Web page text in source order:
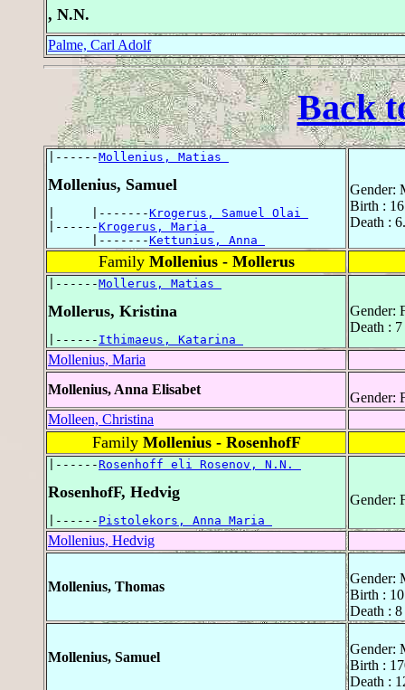
, N.N.
Palme, Carl Adolf
Back
|------Mollenius, Matias
Mollenius, Samuel
|     |-------Krogerus, Samuel Olai
|------Krogerus, Maria
      |-------
Kettunius, Anna
Gender:
Birth :
Death :
Family Mollenius - Mollerus
|------Mollerus, Matias
Mollerus, Kristina
|------ Ithimaeus, Katarina
Gender:
Death :
Mollenius, Maria
Mollenius, Anna Elisabet
Gender:
Molleen, Christina
Family Mollenius - RosenhofF
|------Rosenhoff eli Rosenov, N.N.
RosenhofF, Hedvig
|------ Pistolekors, Anna Maria
Gender:
Mollenius, Hedvig
Mollenius, Thomas
Gender:
Birth :
Death : 8
Mollenius, Samuel
Gender:
Birth :
Death :